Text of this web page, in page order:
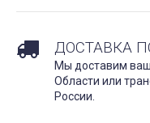
ДОСТАВКА
Мы доставим ваш
Области или
России.